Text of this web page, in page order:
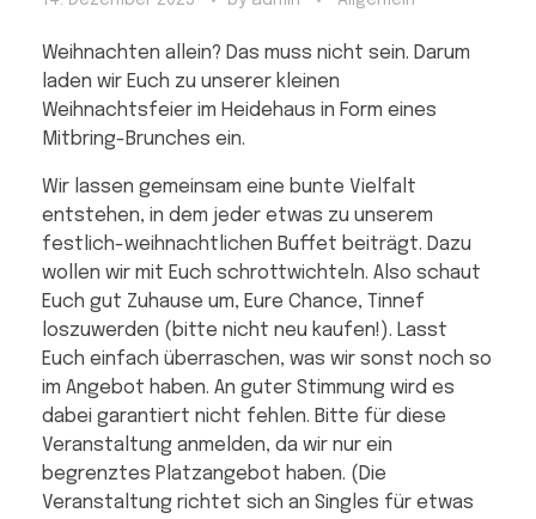
Weihnachten allein? Das muss nicht sein. Darum
laden wir Euch zu unserer kleinen
Weihnachtsfeier im Heidehaus in Form eines
Mitbring-Brunches ein.
Wir lassen gemeinsam eine bunte Vielfalt
entstehen, in dem jeder etwas zu unserem
festlich-weihnachtlichen Buffet beiträgt. Dazu
wollen wir mit Euch schrottwichteln. Also schaut
Euch gut Zuhause um, Eure Chance, Tinnef
loszuwerden (bitte nicht neu kaufen!). Lasst
Euch einfach überraschen, was wir sonst noch so
im Angebot haben. An guter Stimmung wird es
dabei garantiert nicht fehlen. Bitte für diese
Veranstaltung anmelden, da wir nur ein
begrenztes Platzangebot haben. (Die
Veranstaltung richtet sich an Singles für etwas